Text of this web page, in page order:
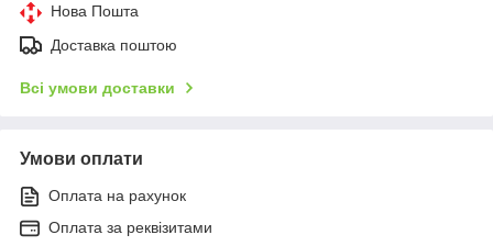
Нова Пошта
Доставка поштою
Всі умови доставки
Умови оплати
Оплата на рахунок
Оплата за реквізитами